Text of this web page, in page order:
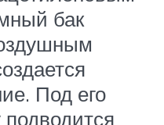
бак
Под его